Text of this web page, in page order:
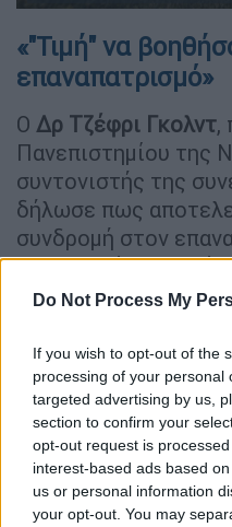
Do Not Process My
If you wish to opt-out of the
processing of your personal
targeted advertising by us,
section to confirm your
opt-out request is
interest-based ads based
us or personal information
your opt-out. You may
«"Τιμή" να
επαναπατρισμό»
Ο Δρ Τζέφρι Γκολντ,
Πανεπιστημίου της
συντονιστής της
δήλωσε πως
συνδρομή στον
Αμερικανών πολιτών.